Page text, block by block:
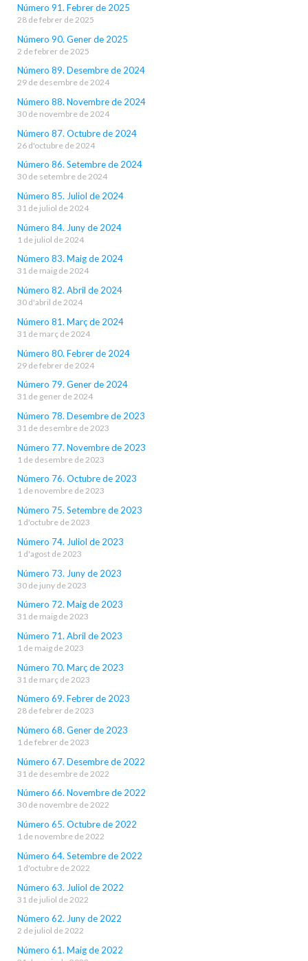
Número 91. Febrer de 2025
28 de febrer de 2025
Número 90. Gener de 2025
2 de febrer de 2025
Número 89. Desembre de 2024
29 de desembre de 2024
Número 88. Novembre de 2024
30 de novembre de 2024
Número 87. Octubre de 2024
26 d'octubre de 2024
Número 86. Setembre de 2024
30 de setembre de 2024
Número 85. Juliol de 2024
31 de juliol de 2024
Número 84. Juny de 2024
1 de juliol de 2024
Número 83. Maig de 2024
31 de maig de 2024
Número 82. Abril de 2024
30 d'abril de 2024
Número 81. Març de 2024
31 de març de 2024
Número 80. Febrer de 2024
29 de febrer de 2024
Número 79. Gener de 2024
31 de gener de 2024
Número 78. Desembre de 2023
31 de desembre de 2023
Número 77. Novembre de 2023
1 de desembre de 2023
Número 76. Octubre de 2023
1 de novembre de 2023
Número 75. Setembre de 2023
1 d'octubre de 2023
Número 74. Juliol de 2023
1 d'agost de 2023
Número 73. Juny de 2023
30 de juny de 2023
Número 72. Maig de 2023
31 de maig de 2023
Número 71. Abril de 2023
1 de maig de 2023
Número 70. Març de 2023
31 de març de 2023
Número 69. Febrer de 2023
28 de febrer de 2023
Número 68. Gener de 2023
1 de febrer de 2023
Número 67. Desembre de 2022
31 de desembre de 2022
Número 66. Novembre de 2022
30 de novembre de 2022
Número 65. Octubre de 2022
1 de novembre de 2022
Número 64. Setembre de 2022
1 d'octubre de 2022
Número 63. Juliol de 2022
31 de juliol de 2022
Número 62. Juny de 2022
2 de juliol de 2022
Número 61. Maig de 2022